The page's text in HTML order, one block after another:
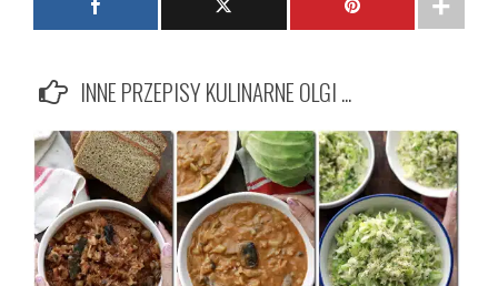
INNE PRZEPISY KULINARNE OLGI ...